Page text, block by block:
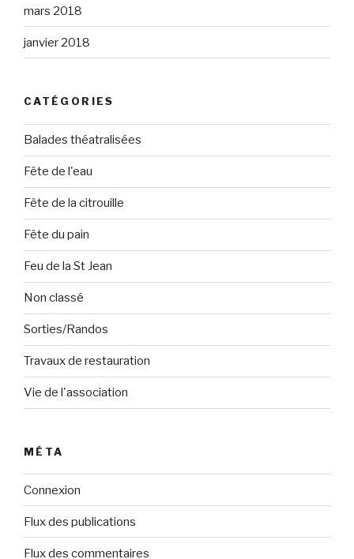
mars 2018
janvier 2018
CATÉGORIES
Balades théatralisées
Fête de l'eau
Fête de la citrouille
Fête du pain
Feu de la St Jean
Non classé
Sorties/Randos
Travaux de restauration
Vie de l'association
MÉTA
Connexion
Flux des publications
Flux des commentaires